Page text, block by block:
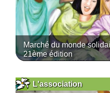
Marché du monde
21ème édition
L'association